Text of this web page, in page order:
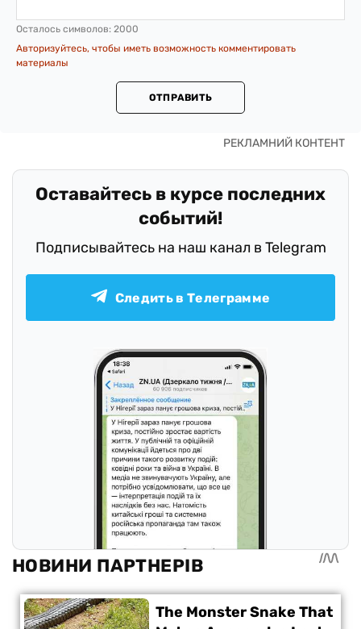
Осталось символов: 2000
Авторизуйтесь, чтобы иметь возможность комментировать
материалы
ОТПРАВИТЬ
Оставайтесь в курсе последних
событий!
Подписывайтесь на наш канал в Telegram
Следить в Телеграмме